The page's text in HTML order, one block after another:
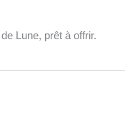
Lune, prêt à offrir.